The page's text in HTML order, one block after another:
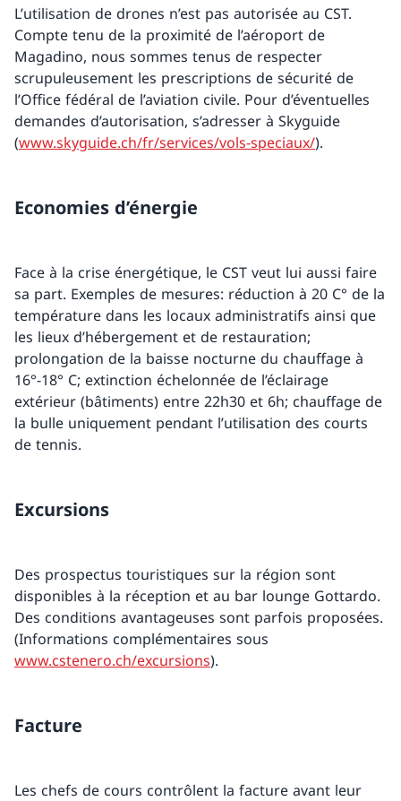
L’utilisation de drones n’est pas autorisée au CST.
Compte tenu de la proximité de l’aéroport de
Magadino, nous sommes tenus de respecter
scrupuleusement les prescriptions de sécurité de
l’Office fédéral de l’aviation civile. Pour d’éventuelles
demandes d’autorisation, s’adresser à Skyguide
(www.skyguide.ch/fr/services/vols-speciaux/).
Economies d’énergie
Face à la crise énergétique, le CST veut lui aussi faire
sa part. Exemples de mesures: réduction à 20 C° de la
température dans les locaux administratifs ainsi que
les lieux d’hébergement et de restauration;
prolongation de la baisse nocturne du chauffage à
16°-18° C; extinction échelonnée de l’éclairage
extérieur (bâtiments) entre 22h30 et 6h; chauffage de
la bulle uniquement pendant l’utilisation des courts
de tennis.
Excursions
Des prospectus touristiques sur la région sont
disponibles à la réception et au bar lounge Gottardo.
Des conditions avantageuses sont parfois proposées.
(Informations complémentaires sous
www.cstenero.ch/excursions).
Facture
Les chefs de cours contrôlent la facture avant leur